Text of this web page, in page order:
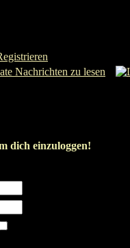
Nachrichten zu lesen
dich einzuloggen!